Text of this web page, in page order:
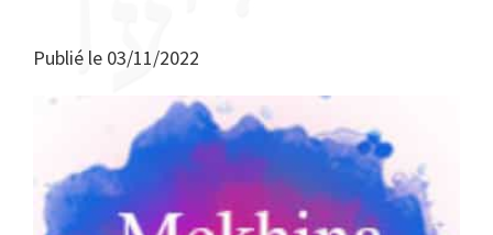
Publié le 03/11/2022